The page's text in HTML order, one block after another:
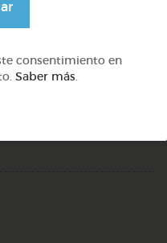
DOCS (9)
consentimiento en
Saber más.